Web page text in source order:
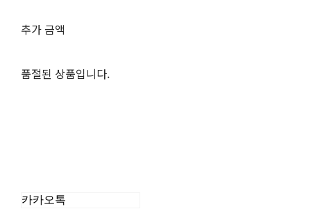
추가 금액
품절된 상품입니다.
카카오톡